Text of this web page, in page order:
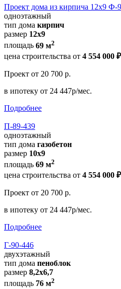
Проект дома из кирпича 12х9 Ф-
одноэтажный
тип дома кирпич
размер 12х9
площадь 69 м2
цена строительства от 4 554 000 ₽
Проект от 20 700 р.
в ипотеку от 24 447р/мес.
Подробнее
П-89-439
одноэтажный
тип дома газобетон
размер 10х9
площадь 69 м2
цена строительства от 4 554 000 ₽
Проект от 20 700 р.
в ипотеку от 24 447р/мес.
Подробнее
Г-90-446
двухэтажный
тип дома пеноблок
размер 8,2х6,7
площадь 76 м2